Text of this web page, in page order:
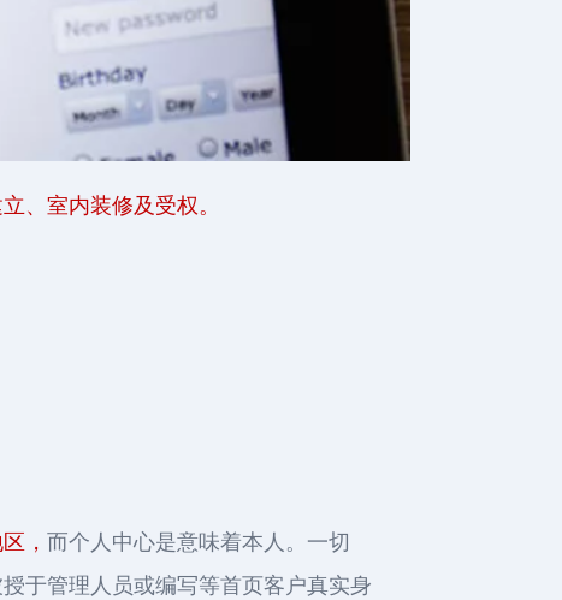
、室内装修及受权。
， 而个人中心是意味着本人。一切
于管理人员或编写等首页客户真实身